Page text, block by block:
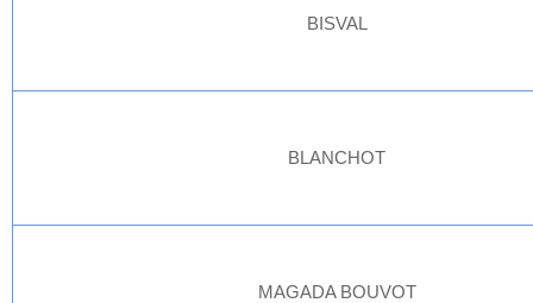
BISVAL
BLANCHOT
MAGADA BOUVOT